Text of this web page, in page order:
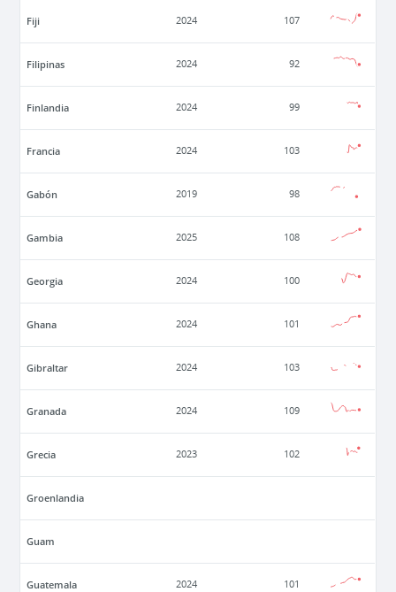
Fiji 2024 107
Filipinas 2024 92
Finlandia 2024 99
Francia 2024 103
Gabón 2019 98
Gambia 2025 108
Georgia 2024 100
Ghana 2024 101
Gibraltar 2024 103
Granada 2024 109
Grecia 2023 102
Groenlandia
Guam
Guatemala 2024 101